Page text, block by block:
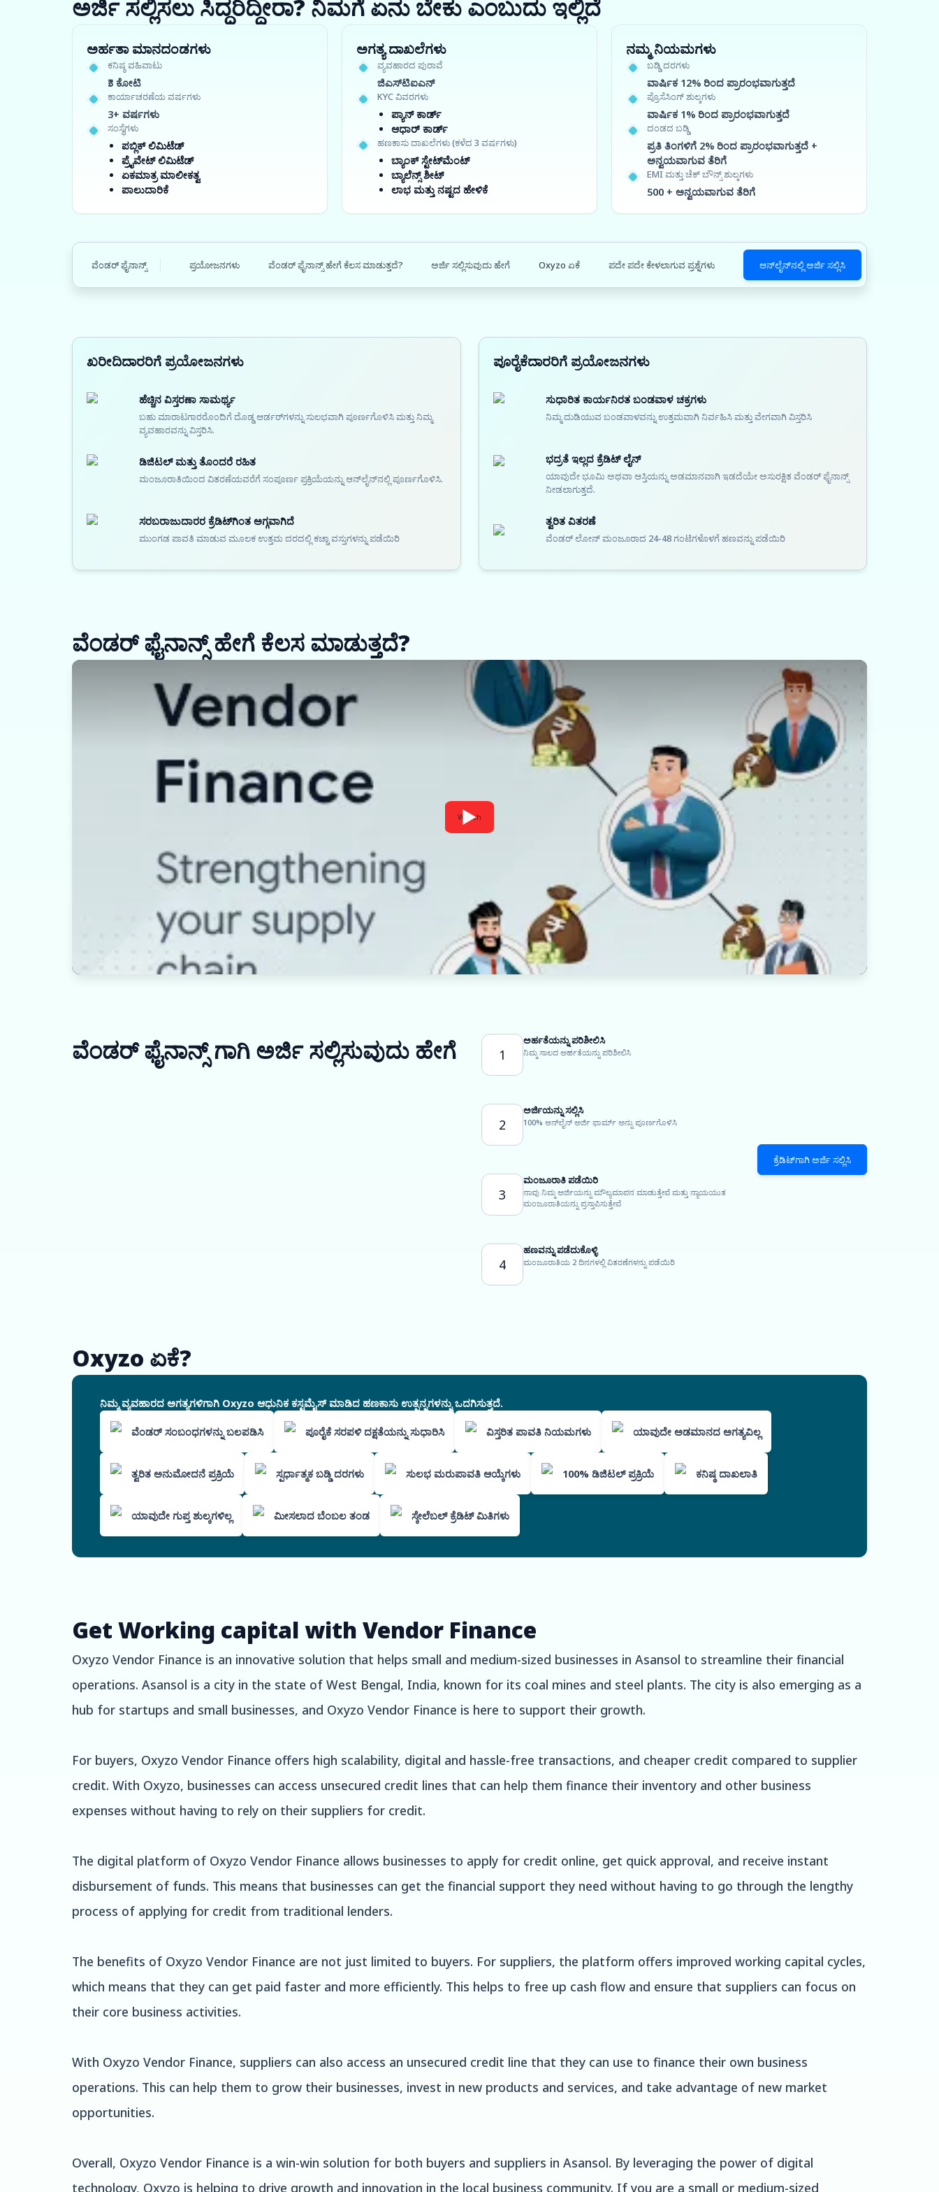
ಅರ್ಜಿ ಸಲ್ಲಿಸಲು ಸಿದ್ಧರಿದ್ದೀರಾ? ನಿಮಗೆ ಏನು ಬೇಕು ಎಂಬುದು ಇಲ್ಲಿದೆ
ಅರ್ಹತಾ ಮಾನದಂಡಗಳು
ಕನಿಷ್ಠ ವಹಿವಾಟು
₹3 ಕೋಟಿ
ಕಾರ್ಯಾಚರಣೆಯ ವರ್ಷಗಳು
3+ ವರ್ಷಗಳು
ಸಂಸ್ಥೆಗಳು
ಪಬ್ಲಿಕ್ ಲಿಮಿಟೆಡ್
ಪ್ರೈವೇಟ್ ಲಿಮಿಟೆಡ್
ಏಕಮಾತ್ರ ಮಾಲೀಕತ್ವ
ಪಾಲುದಾರಿಕೆ
ಅಗತ್ಯ ದಾಖಲೆಗಳು
ವ್ಯವಹಾರದ ಪುರಾವೆ
ಜಿಎಸ್‍ಟಿಐಎನ್
KYC ವಿವರಗಳು
ಪ್ಯಾನ್ ಕಾರ್ಡ್
ಆಧಾರ್ ಕಾರ್ಡ್
ಹಣಕಾಸು ದಾಖಲೆಗಳು (ಕಳೆದ 3 ವರ್ಷಗಳು)
ಬ್ಯಾಂಕ್ ಸ್ಟೇಟ್‌ಮೆಂಟ್
ಬ್ಯಾಲೆನ್ಸ್ ಶೀಟ್
ಲಾಭ ಮತ್ತು ನಷ್ಟದ ಹೇಳಿಕೆ
ನಮ್ಮ ನಿಯಮಗಳು
ಬಡ್ಡಿ ದರಗಳು
ವಾರ್ಷಿಕ 12% ರಿಂದ ಪ್ರಾರಂಭವಾಗುತ್ತದೆ
ಪ್ರೊಸೆಸಿಂಗ್ ಶುಲ್ಕಗಳು
ವಾರ್ಷಿಕ 1% ರಿಂದ ಪ್ರಾರಂಭವಾಗುತ್ತದೆ
ದಂಡದ ಬಡ್ಡಿ
ಪ್ರತಿ ತಿಂಗಳಿಗೆ 2% ರಿಂದ ಪ್ರಾರಂಭವಾಗುತ್ತದೆ +
ಅನ್ವಯವಾಗುವ ತೆರಿಗೆ
EMI ಮತ್ತು ಚೆಕ್ ಬೌನ್ಸ್ ಶುಲ್ಕಗಳು
500 + ಅನ್ವಯವಾಗುವ ತೆರಿಗೆ
ವೆಂಡರ್ ಫೈನಾನ್ಸ್ ಪ್ರಯೋಜನಗಳು ವೆಂಡರ್ ಫೈನಾನ್ಸ್ ಹೇಗೆ ಕೆಲಸ ಮಾಡುತ್ತದೆ? ಅರ್ಜಿ ಸಲ್ಲಿಸುವುದು ಹೇಗೆ Oxyzo ಏಕೆ ಪದೇ ಪದೇ ಕೇಳಲಾಗುವ ಪ್ರಶ್ನೆಗಳು ಆನ್‌ಲೈನ್‌ನಲ್ಲಿ ಅರ್ಜಿ ಸಲ್ಲಿಸಿ
ಖರೀದಿದಾರರಿಗೆ ಪ್ರಯೋಜನಗಳು
ಹೆಚ್ಚಿನ ವಿಸ್ತರಣಾ ಸಾಮರ್ಥ್ಯ
ಬಹು ಮಾರಾಟಗಾರರೊಂದಿಗೆ ದೊಡ್ಡ ಆರ್ಡರ್‌ಗಳನ್ನು ಸುಲಭವಾಗಿ ಪೂರ್ಣಗೊಳಿಸಿ ಮತ್ತು ನಿಮ್ಮ
ವ್ಯವಹಾರವನ್ನು ವಿಸ್ತರಿಸಿ.
ಡಿಜಿಟಲ್ ಮತ್ತು ತೊಂದರೆ ರಹಿತ
ಮಂಜೂರಾತಿಯಿಂದ ವಿತರಣೆಯವರೆಗೆ ಸಂಪೂರ್ಣ ಪ್ರಕ್ರಿಯೆಯನ್ನು ಆನ್‌ಲೈನ್‌ನಲ್ಲಿ ಪೂರ್ಣಗೊಳಿಸಿ.
ಸರಬರಾಜುದಾರರ ಕ್ರೆಡಿಟ್‌ಗಿಂತ ಅಗ್ಗವಾಗಿದೆ
ಮುಂಗಡ ಪಾವತಿ ಮಾಡುವ ಮೂಲಕ ಉತ್ತಮ ದರದಲ್ಲಿ ಕಚ್ಚಾ ವಸ್ತುಗಳನ್ನು ಪಡೆಯಿರಿ
ಪೂರೈಕೆದಾರರಿಗೆ ಪ್ರಯೋಜನಗಳು
ಸುಧಾರಿತ ಕಾರ್ಯನಿರತ ಬಂಡವಾಳ ಚಕ್ರಗಳು
ನಿಮ್ಮ ದುಡಿಯುವ ಬಂಡವಾಳವನ್ನು ಉತ್ತಮವಾಗಿ ನಿರ್ವಹಿಸಿ ಮತ್ತು ವೇಗವಾಗಿ ವಿಸ್ತರಿಸಿ
ಭದ್ರತೆ ಇಲ್ಲದ ಕ್ರೆಡಿಟ್ ಲೈನ್
ಯಾವುದೇ ಭೂಮಿ ಅಥವಾ ಆಸ್ತಿಯನ್ನು ಅಡಮಾನವಾಗಿ ಇಡದೆಯೇ ಅಸುರಕ್ಷಿತ ವೆಂಡರ್ ಫೈನಾನ್ಸ್
ನೀಡಲಾಗುತ್ತದೆ.
ತ್ವರಿತ ವಿತರಣೆ
ವೆಂಡರ್ ಲೋನ್ ಮಂಜೂರಾದ 24-48 ಗಂಟೆಗಳೊಳಗೆ ಹಣವನ್ನು ಪಡೆಯಿರಿ
ವೆಂಡರ್ ಫೈನಾನ್ಸ್ ಹೇಗೆ ಕೆಲಸ ಮಾಡುತ್ತದೆ?
Watch
ವೆಂಡರ್ ಫೈನಾನ್ಸ್ ಗಾಗಿ ಅರ್ಜಿ ಸಲ್ಲಿಸುವುದು ಹೇಗೆ 1
ಅರ್ಹತೆಯನ್ನು ಪರಿಶೀಲಿಸಿ
ನಿಮ್ಮ ಸಾಲದ ಅರ್ಹತೆಯನ್ನು ಪರಿಶೀಲಿಸಿ
2
ಅರ್ಜಿಯನ್ನು ಸಲ್ಲಿಸಿ
100% ಆನ್‌ಲೈನ್ ಅರ್ಜಿ ಫಾರ್ಮ್ ಅನ್ನು ಪೂರ್ಣಗೊಳಿಸಿ
3
ಮಂಜೂರಾತಿ ಪಡೆಯಿರಿ
ನಾವು ನಿಮ್ಮ ಅರ್ಜಿಯನ್ನು ಮೌಲ್ಯಮಾಪನ ಮಾಡುತ್ತೇವೆ ಮತ್ತು ನ್ಯಾಯಯುತ
ಮಂಜೂರಾತಿಯನ್ನು ಪ್ರಸ್ತಾಪಿಸುತ್ತೇವೆ
4
ಹಣವನ್ನು ಪಡೆದುಕೊಳ್ಳಿ
ಮಂಜೂರಾತಿಯ 2 ದಿನಗಳಲ್ಲಿ ವಿತರಣೆಗಳನ್ನು ಪಡೆಯಿರಿ
ಕ್ರೆಡಿಟ್‌ಗಾಗಿ ಅರ್ಜಿ ಸಲ್ಲಿಸಿ
Oxyzo ಏಕೆ?
ನಿಮ್ಮ ವ್ಯವಹಾರದ ಅಗತ್ಯಗಳಿಗಾಗಿ Oxyzo ಆಧುನಿಕ ಕಸ್ಟಮೈಸ್ ಮಾಡಿದ ಹಣಕಾಸು ಉತ್ಪನ್ನಗಳನ್ನು ಒದಗಿಸುತ್ತದೆ.
ವೆಂಡರ್ ಸಂಬಂಧಗಳನ್ನು ಬಲಪಡಿಸಿ ಪೂರೈಕೆ ಸರಪಳಿ ದಕ್ಷತೆಯನ್ನು ಸುಧಾರಿಸಿ ವಿಸ್ತರಿತ ಪಾವತಿ ನಿಯಮಗಳು ಯಾವುದೇ ಅಡಮಾನದ ಅಗತ್ಯವಿಲ್ಲ
ತ್ವರಿತ ಅನುಮೋದನೆ ಪ್ರಕ್ರಿಯೆ ಸ್ಪರ್ಧಾತ್ಮಕ ಬಡ್ಡಿ ದರಗಳು ಸುಲಭ ಮರುಪಾವತಿ ಆಯ್ಕೆಗಳು 100% ಡಿಜಿಟಲ್ ಪ್ರಕ್ರಿಯೆ ಕನಿಷ್ಠ ದಾಖಲಾತಿ
ಯಾವುದೇ ಗುಪ್ತ ಶುಲ್ಕಗಳಿಲ್ಲ ಮೀಸಲಾದ ಬೆಂಬಲ ತಂಡ ಸ್ಕೇಲೆಬಲ್ ಕ್ರೆಡಿಟ್ ಮಿತಿಗಳು
Get Working capital with Vendor Finance
Oxyzo Vendor Finance is an innovative solution that helps small and medium-sized businesses in Asansol to streamline their financial
operations. Asansol is a city in the state of West Bengal, India, known for its coal mines and steel plants. The city is also emerging as a
hub for startups and small businesses, and Oxyzo Vendor Finance is here to support their growth.
For buyers, Oxyzo Vendor Finance offers high scalability, digital and hassle-free transactions, and cheaper credit compared to supplier
credit. With Oxyzo, businesses can access unsecured credit lines that can help them finance their inventory and other business
expenses without having to rely on their suppliers for credit.
The digital platform of Oxyzo Vendor Finance allows businesses to apply for credit online, get quick approval, and receive instant
disbursement of funds. This means that businesses can get the financial support they need without having to go through the lengthy
process of applying for credit from traditional lenders.
The benefits of Oxyzo Vendor Finance are not just limited to buyers. For suppliers, the platform offers improved working capital cycles,
which means that they can get paid faster and more efficiently. This helps to free up cash flow and ensure that suppliers can focus on
their core business activities.
With Oxyzo Vendor Finance, suppliers can also access an unsecured credit line that they can use to finance their own business
operations. This can help them to grow their businesses, invest in new products and services, and take advantage of new market
opportunities.
Overall, Oxyzo Vendor Finance is a win-win solution for both buyers and suppliers in Asansol. By leveraging the power of digital
technology, Oxyzo is helping to drive growth and innovation in the local business community. If you are a small or medium-sized